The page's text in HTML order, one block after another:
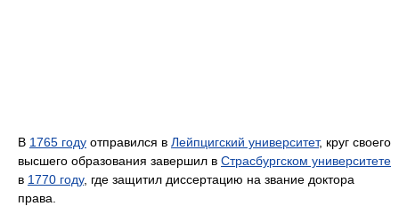
В 1765 году отправился в Лейпцигский университет, круг своего
высшего образования завершил в Страсбургском университете
в 1770 году, где защитил диссертацию на звание доктора
права.